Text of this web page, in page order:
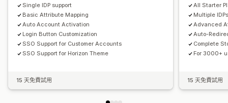
Single IDP support
Basic Attribute Mapping
Auto Account Activation
Login Button Customization
SSO Support for Customer Accounts
SSO Support for Horizon Theme
15 天免費試用
All Starter
Multiple
Advanced
Auto-
Complete
For 3000+
15 天免費試用